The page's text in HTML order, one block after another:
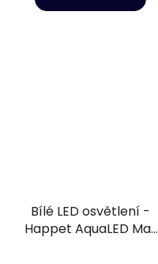
Bílé LED osvětlení -
Happet AquaLED Max